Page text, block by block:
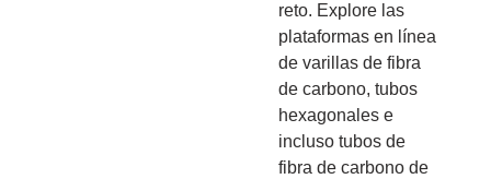
reto. Explore las
plataformas en línea
de varillas de fibra
de carbono, tubos
hexagonales e
incluso tubos de
fibra de carbono de